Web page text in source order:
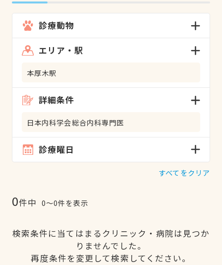
診療動物
エリア・駅
本厚木駅
詳細条件
日本内科学会総合内科専門医
診療曜日
すべてをクリア
0件中 0〜0件を表示
検索条件に当てはまるクリニック・病院は見つか
りませんでした。
再度条件を変更して検索してください。